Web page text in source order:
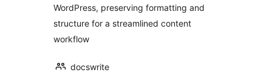
WordPress, preserving formatting and
structure for a streamlined content
workflow
docswrite